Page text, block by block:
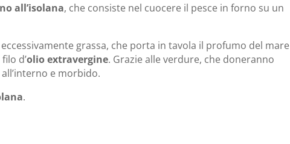
all’isolana, che consiste nel cuocere il pesce in forno su un
grassa, che porta in tavola il profumo del mare
d’olio extravergine. Grazie alle verdure, che doneranno
e morbido.
.